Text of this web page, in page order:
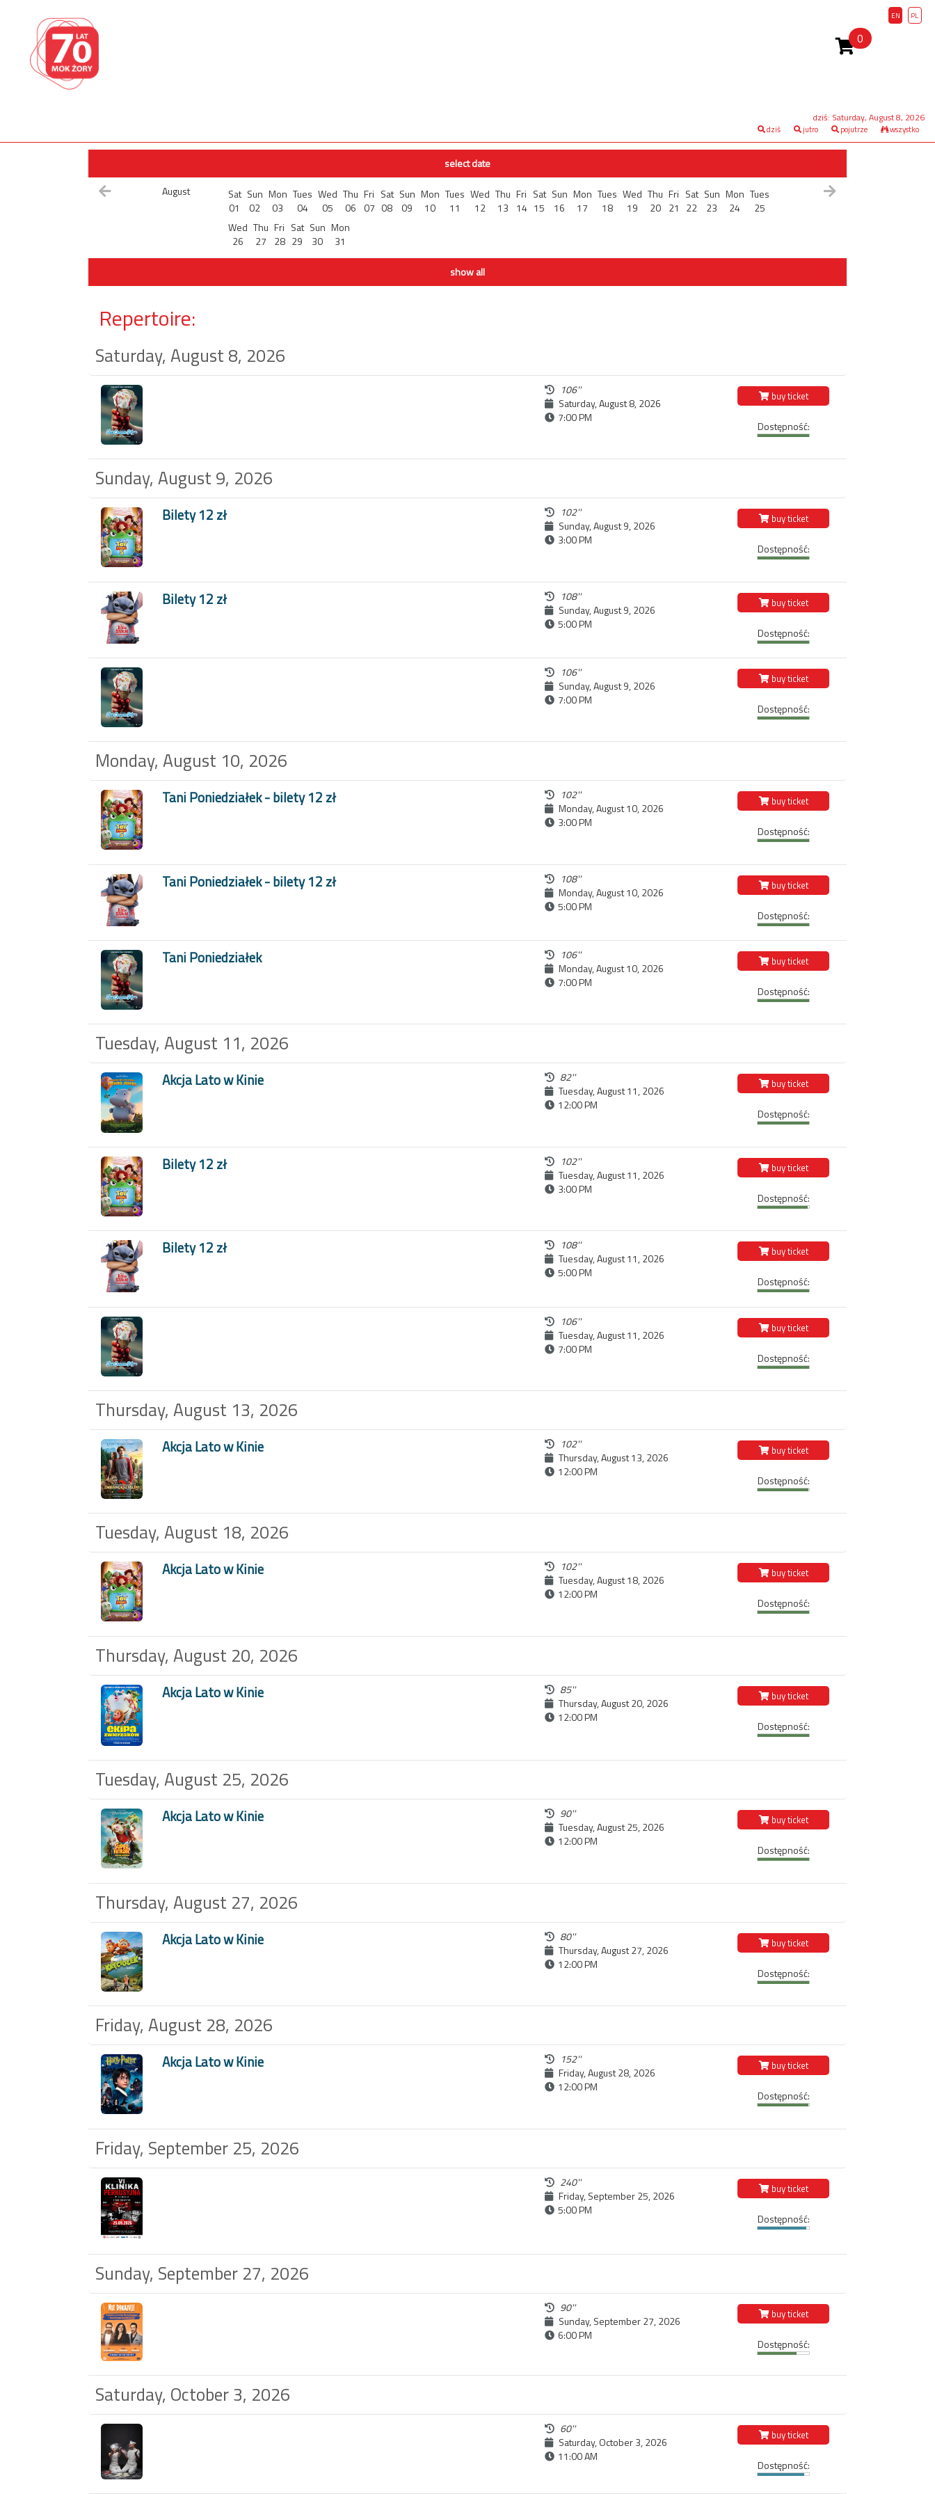
PL
EN
0
dziś: Saturday, August 8, 2026
dziś jutro pojutrze wszystko
select date
August
Sat
01
Sun
02
Mon
03
Tues
04
Wed
05
Thu
06
Fri
07
Sat
08
Sun
09
Mon
10
Tues
11
Wed
12
Thu
13
Fri
14
Sat
15
Sun
16
Mon
17
Tues
18
Wed
19
Thu
20
Fri
21
Sat
22
Sun
23
Mon
24
Tues
25
Wed
26
Thu
27
Fri
28
Sat
29
Sun
30
Mon
31
show all
Repertoire:
Saturday, August 8, 2026
106''
Saturday, August 8, 2026
7:00 PM
buy ticket
Dostępność:
Sunday, August 9, 2026
Bilety 12 zł
102''
Sunday, August 9, 2026
3:00 PM
buy ticket
Dostępność:
Bilety 12 zł
108''
Sunday, August 9, 2026
5:00 PM
buy ticket
Dostępność:
106''
Sunday, August 9, 2026
7:00 PM
buy ticket
Dostępność:
Monday, August 10, 2026
Tani Poniedziałek - bilety 12 zł
102''
Monday, August 10, 2026
3:00 PM
buy ticket
Dostępność:
Tani Poniedziałek - bilety 12 zł
108''
Monday, August 10, 2026
5:00 PM
buy ticket
Dostępność:
Tani Poniedziałek
106''
Monday, August 10, 2026
7:00 PM
buy ticket
Dostępność:
Tuesday, August 11, 2026
Akcja Lato w Kinie
82''
Tuesday, August 11, 2026
12:00 PM
buy ticket
Dostępność:
Bilety 12 zł
102''
Tuesday, August 11, 2026
3:00 PM
buy ticket
Dostępność:
Bilety 12 zł
108''
Tuesday, August 11, 2026
5:00 PM
buy ticket
Dostępność:
106''
Tuesday, August 11, 2026
7:00 PM
buy ticket
Dostępność:
Thursday, August 13, 2026
Akcja Lato w Kinie
102''
Thursday, August 13, 2026
12:00 PM
buy ticket
Dostępność:
Tuesday, August 18, 2026
Akcja Lato w Kinie
102''
Tuesday, August 18, 2026
12:00 PM
buy ticket
Dostępność:
Thursday, August 20, 2026
Akcja Lato w Kinie
85''
Thursday, August 20, 2026
12:00 PM
buy ticket
Dostępność:
Tuesday, August 25, 2026
Akcja Lato w Kinie
90''
Tuesday, August 25, 2026
12:00 PM
buy ticket
Dostępność:
Thursday, August 27, 2026
Akcja Lato w Kinie
80''
Thursday, August 27, 2026
12:00 PM
buy ticket
Dostępność:
Friday, August 28, 2026
Akcja Lato w Kinie
152''
Friday, August 28, 2026
12:00 PM
buy ticket
Dostępność:
Friday, September 25, 2026
240''
Friday, September 25, 2026
5:00 PM
buy ticket
Dostępność:
Sunday, September 27, 2026
90''
Sunday, September 27, 2026
6:00 PM
buy ticket
Dostępność:
Saturday, October 3, 2026
60''
Saturday, October 3, 2026
11:00 AM
buy ticket
Dostępność: